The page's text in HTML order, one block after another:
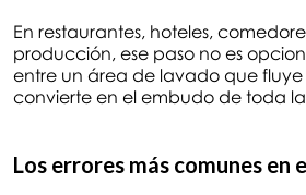
En restaurantes, hoteles,
producción, ese paso no es
entre un área de lavado que fluye
convierte en el embudo de toda
Los errores más comunes en